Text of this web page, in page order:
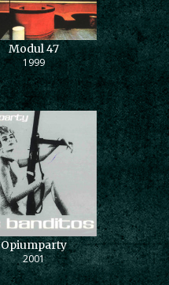
Modul 47
1999
Opiumparty
2001